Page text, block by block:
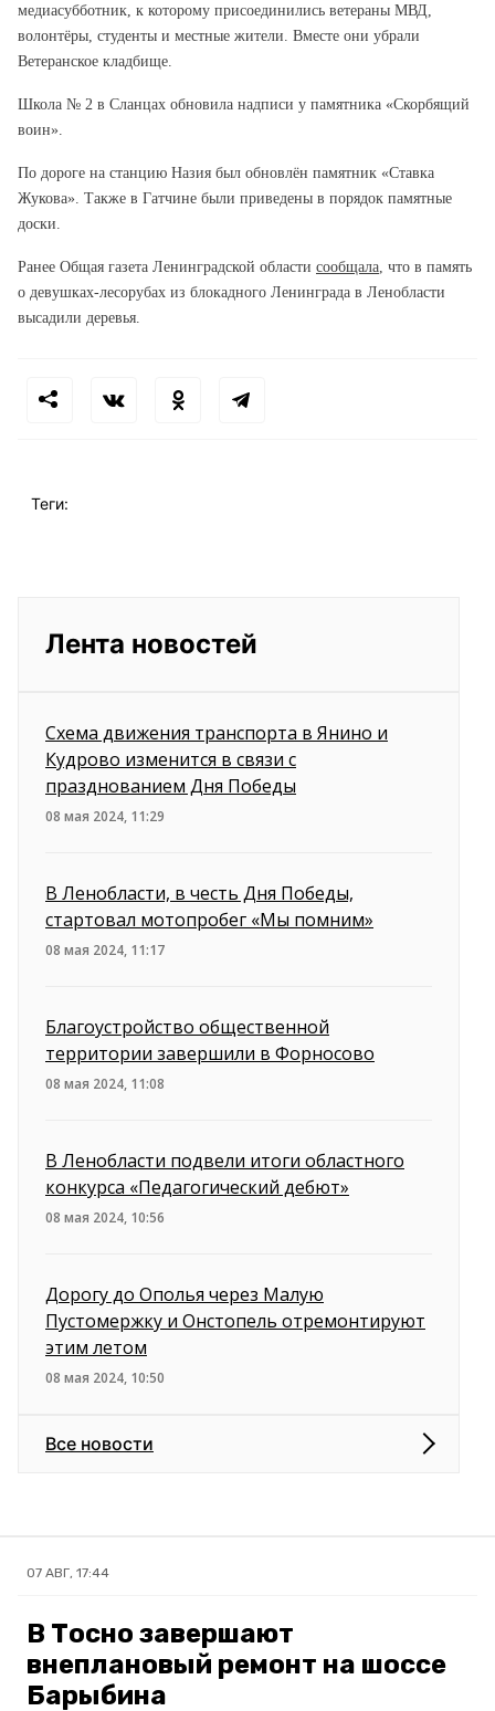
медиасубботник, к которому присоединились ветераны МВД,
волонтёры, студенты и местные жители. Вместе они убрали
Ветеранское кладбище.
Школа № 2 в Сланцах обновила надписи у памятника «Скорбящий
воин».
По дороге на станцию Назия был обновлён памятник «Ставка
Жукова». Также в Гатчине были приведены в порядок памятные
доски.
Ранее Общая газета Ленинградской области сообщала , что в память
о девушках-лесорубах из блокадного Ленинграда в Ленобласти
высадили деревья.
Теги:
Лента новостей
Схема движения транспорта в Янино и
Кудрово изменится в связи с
празднованием Дня Победы
08 мая 2024, 11:29
В Ленобласти, в честь Дня Победы,
стартовал мотопробег «Мы помним»
08 мая 2024, 11:17
Благоустройство общественной
территории завершили в Форносово
08 мая 2024, 11:08
В Ленобласти подвели итоги областного
конкурса «Педагогический дебют»
08 мая 2024, 10:56
Дорогу до Ополья через Малую
Пустомержку и Онстопель отремонтируют
этим летом
08 мая 2024, 10:50
Все новости
07 АВГ, 17:44
В Тосно завершают
внеплановый ремонт на шоссе
Барыбина